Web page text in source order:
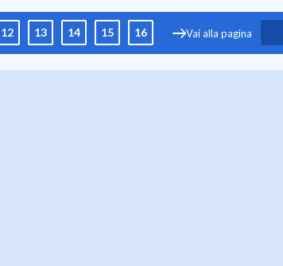
12 13 14 15 16 17 18 19
Vai alla pagina